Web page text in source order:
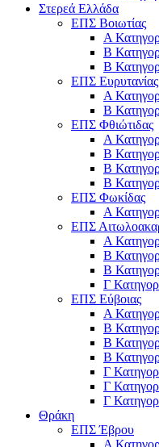
Στερεά Ελλάδα
ΕΠΣ Βοιωτίας
Α
Β
Β
ΕΠΣ Ευρυτανίας
Α
Β
ΕΠΣ Φθιώτιδας
Α
Β
Β
Β
ΕΠΣ Φωκίδας
Α
ΕΠΣ
Α
Β
Β
Γ
ΕΠΣ Εύβοιας
Α
Β
Β
Β
Γ
Γ
Γ
Θράκη
ΕΠΣ Έβρου
Α